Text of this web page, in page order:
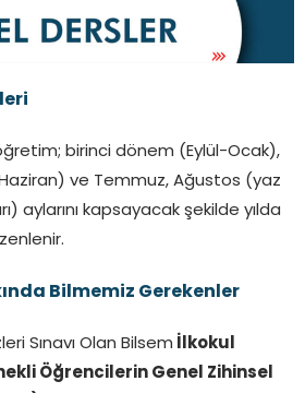
birinci dönem (Eylül-Ocak),
ve Temmuz, Ağustos (yaz
aylarını kapsayacak şekilde yılda
Bilmemiz Gerekenler
Sınavı Olan Bilsem İlkokul
Öğrencilerin Genel Zihinsel